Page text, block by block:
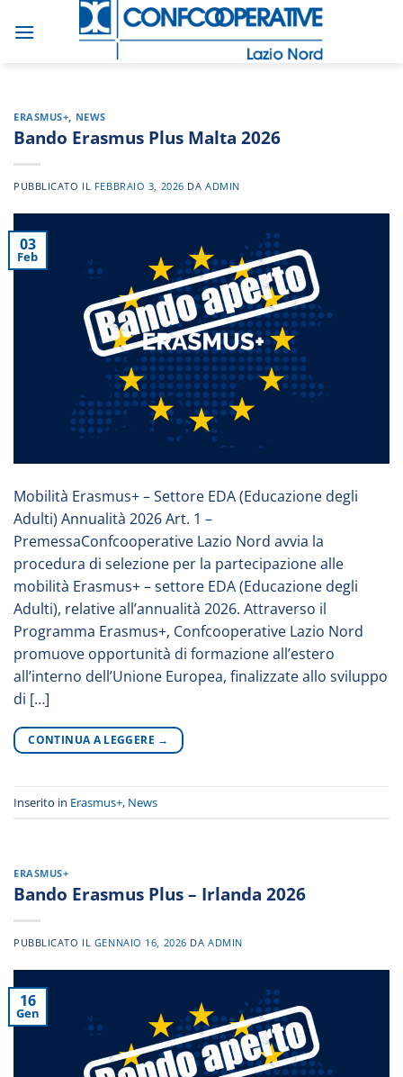
ERASMUS+, NEWS
Bando Erasmus Plus Malta 2026
PUBBLICATO IL FEBBRAIO 3, 2026 DAADMIN
03
Feb
Mobilità Erasmus+ – Settore EDA (Educazione degli
Adulti) Annualità 2026 Art. 1 –
PremessaConfcooperative Lazio Nord avvia la
procedura di selezione per la partecipazione alle
mobilità Erasmus+ – settore EDA (Educazione degli
Adulti), relative all’annualità 2026. Attraverso il
Programma Erasmus+, Confcooperative Lazio Nord
promuove opportunità di formazione all’estero
all’interno dell’Unione Europea, finalizzate allo sviluppo
di […]
CONTINUA A LEGGERE →
Inserito in Erasmus+, News
ERASMUS+
Bando Erasmus Plus – Irlanda 2026
PUBBLICATO IL GENNAIO 16, 2026 DAADMIN
16
Gen